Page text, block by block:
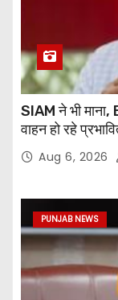
SIAM ने भी
वाहन हो रहे
Aug 6, 2026
PUNJAB NEWS